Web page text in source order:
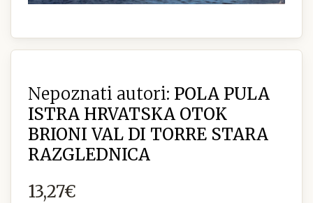
Nepoznati autori: POLA PULA
ISTRA HRVATSKA OTOK
BRIONI VAL DI TORRE STARA
RAZGLEDNICA
13,27€